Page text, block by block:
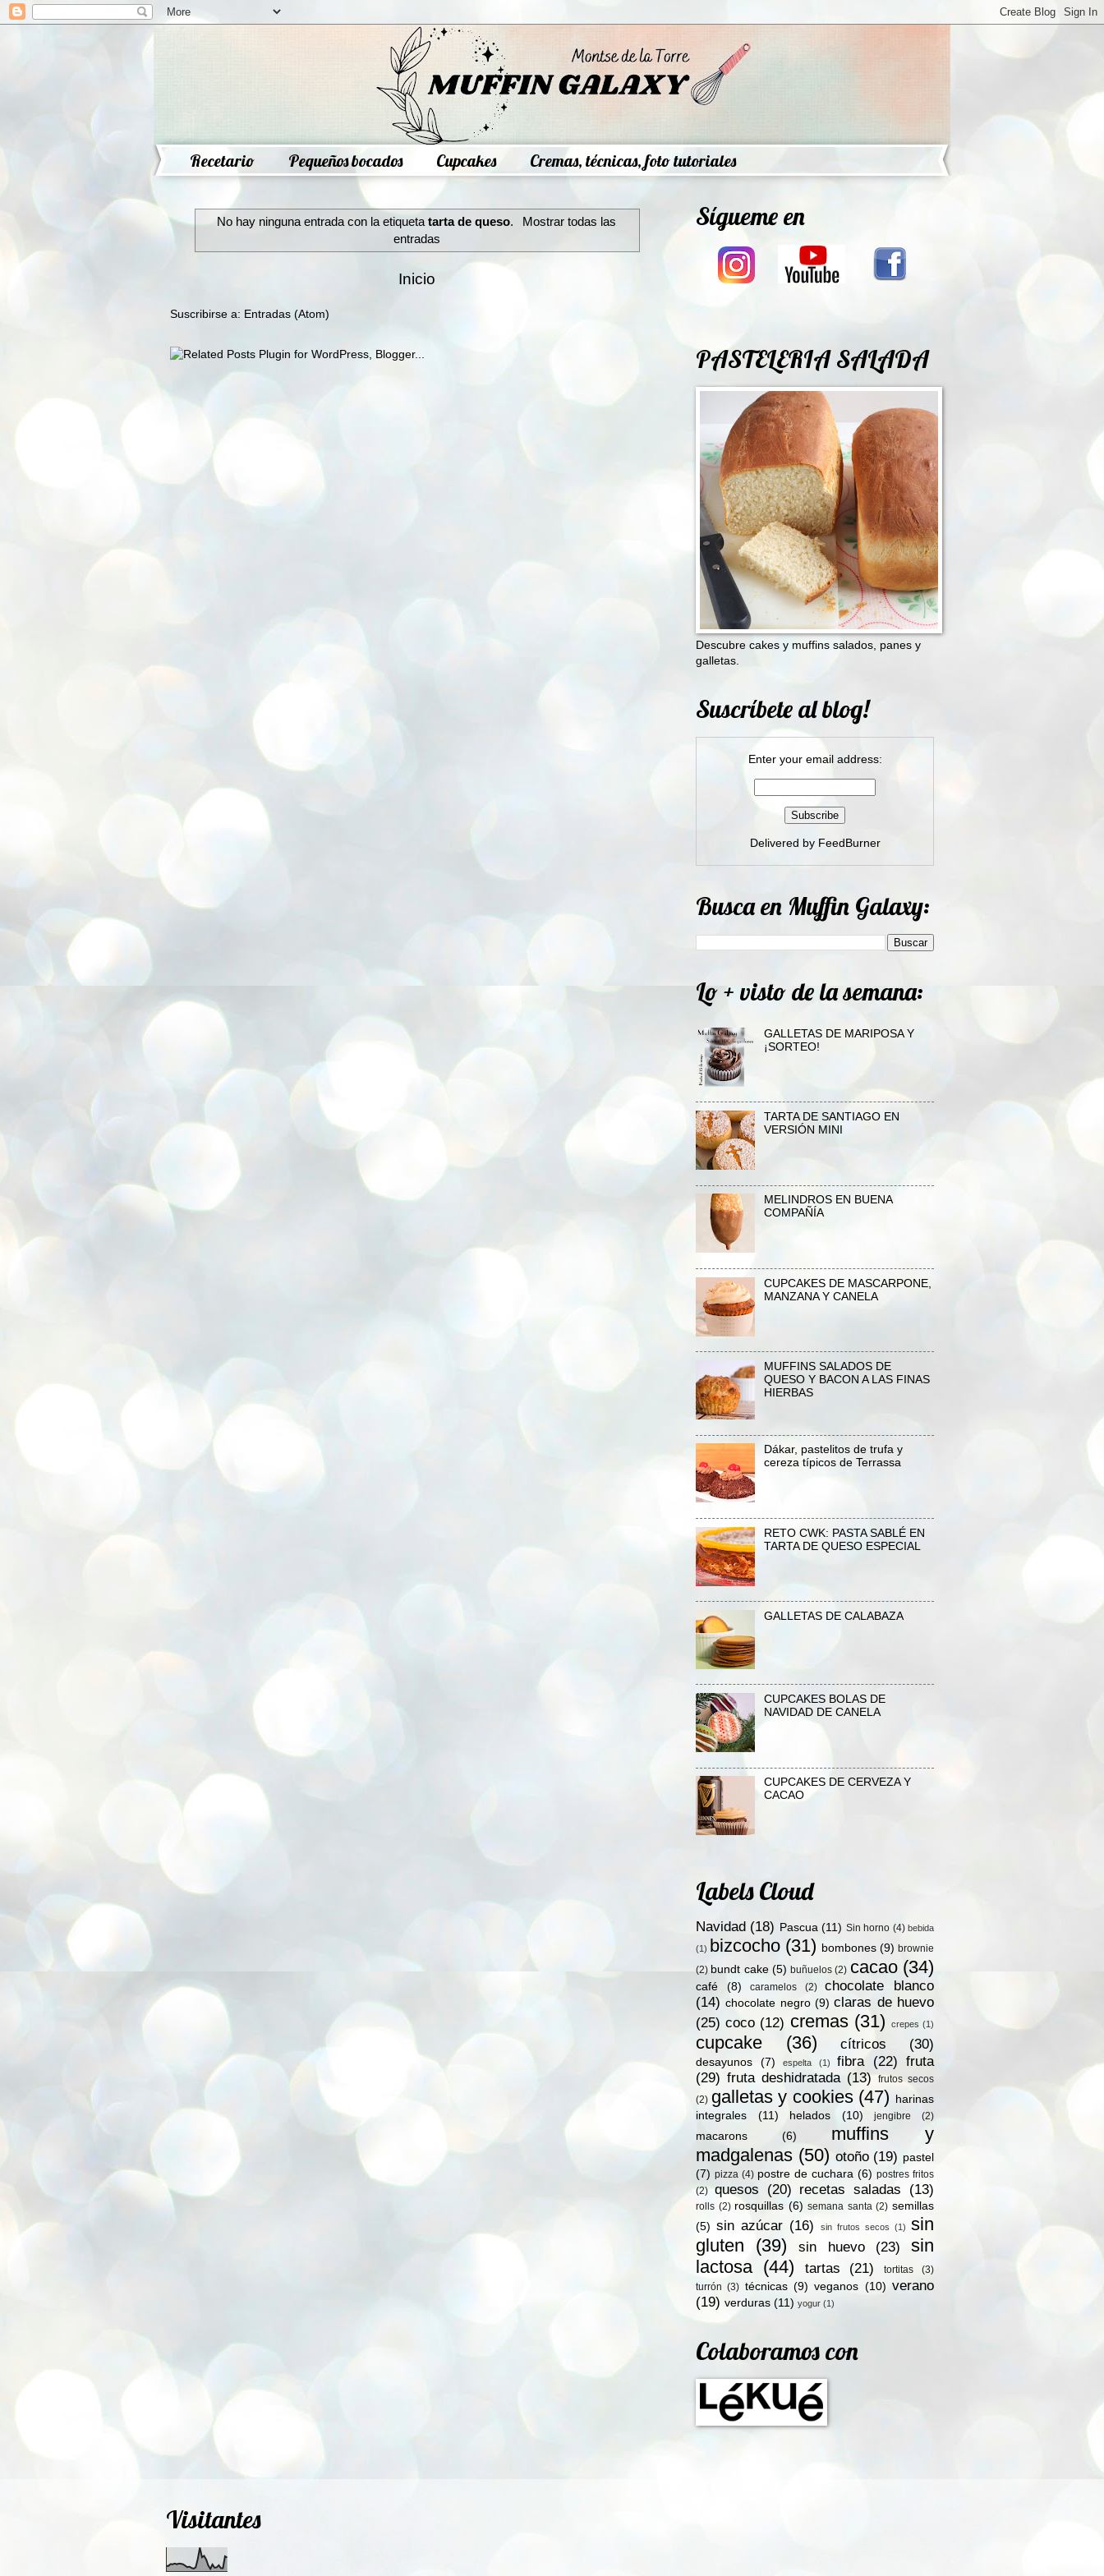
Recetario Pequeños bocados Cupcakes Cremas, técnicas, foto tutoriales
No hay ninguna entrada con la etiquetatarta de queso.
Mostrar todas las
entradas
Inicio
Suscribirse a: Entradas (Atom)
Sígueme en
PASTELERIA SALADA
Descubre cakes y muffins salados, panes y
galletas.
Suscríbete al blog!
Enter your email address:
Delivered by FeedBurner
Busca en Muffin Galaxy:
Lo + visto de la semana:
GALLETAS DE MARIPOSA Y
¡SORTEO!
TARTA DE SANTIAGO EN
VERSIÓN MINI
MELINDROS EN BUENA
COMPAÑÍA
CUPCAKES DE MASCARPONE,
MANZANA Y CANELA
MUFFINS SALADOS DE
QUESO Y BACON A LAS FINAS
HIERBAS
Dákar, pastelitos de trufa y
cereza típicos de Terrassa
RETO CWK: PASTA SABLÉ EN
TARTA DE QUESO ESPECIAL
GALLETAS DE CALABAZA
CUPCAKES BOLAS DE
NAVIDAD DE CANELA
CUPCAKES DE CERVEZA Y
CACAO
Labels Cloud
Navidad (18) Pascua (11) Sin horno (4) bebida
(1) bizcocho (31) bombones (9) brownie
(2) bundt cake (5) buñuelos (2) cacao (34)
café (8) caramelos (2)
chocolate blanco
(14) chocolate negro (9) claras de huevo
(25) coco (12) cremas (31) crepes (1)
cupcake (36) cítricos (30)
desayunos (7) espelta (1) fibra (22) fruta
(29) fruta deshidratada (13)
frutos secos
(2) galletas y cookies (47)
harinas
integrales
(11) helados (10) jengibre (2)
macarons (6)
muffins y
madgalenas (50) otoño (19) pastel
(7) pizza (4) postre de cuchara (6) postres fritos
(2) quesos (20) recetas saladas (13)
rolls (2) rosquillas (6) semana santa (2) semillas
(5) sin azúcar (16) sin frutos secos (1) sin
gluten
(39) sin huevo (23)
sin
lactosa (44) tartas (21) tortitas
(3)
turrón (3) técnicas (9) veganos (10) verano
(19) verduras (11) yogur (1)
Colaboramos con
Visitantes